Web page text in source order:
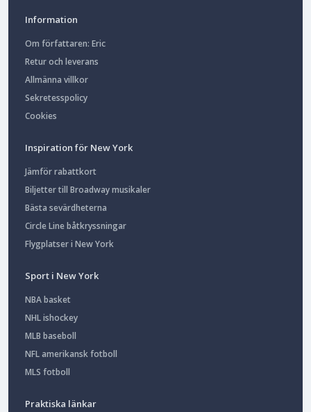
Information
Om författaren: Eric
Retur och leverans
Allmänna villkor
Sekretesspolicy
Cookies
Inspiration för New York
Jämför rabattkort
Biljetter till Broadway musikaler
Bästa sevärdheterna
Circle Line båtkryssningar
Flygplatser i New York
Sport i New York
NBA basket
NHL ishockey
MLB baseboll
NFL amerikansk fotboll
MLS fotboll
Praktiska länkar